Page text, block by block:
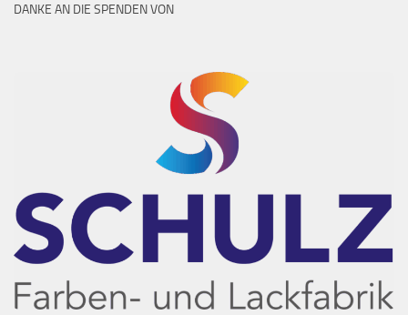
DANKE AN DIE SPENDEN VON